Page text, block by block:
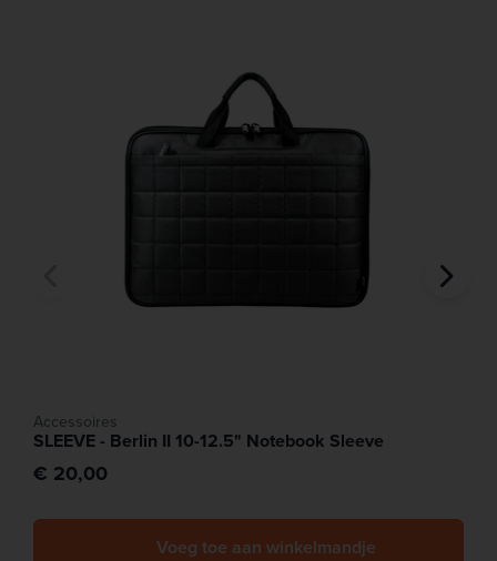
Accessoires
SLEEVE - Berlin II 10-12.5" Notebook Sleeve
€ 20,00
Voeg toe aan winkelmandje